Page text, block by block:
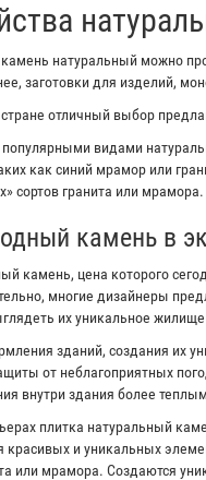
натуральный можно
заготовки для изделий,
отличный выбор
видами
как синий мрамор или
сортов гранита или мрамора.
камень в
камень, цена которого
многие дизайнеры
их уникальное
зданий, создания их
от неблагоприятных
внутри здания более
плитка натуральный
красивых и уникальных
или мрамора. Создаются